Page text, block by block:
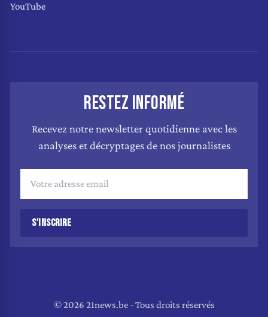
YouTube
RESTEZ INFORMÉ
Recevez notre newsletter quotidienne avec les
analyses et décryptages de nos journalistes
S'INSCRIRE
© 2026 21news.be - Tous droits réservés